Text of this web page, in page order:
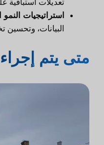
استراتيجيات النمو
البيانات، وتحسين
متى يتم